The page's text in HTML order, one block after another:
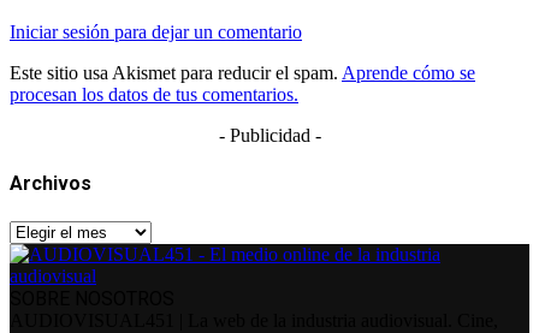
Iniciar sesión para dejar un comentario
Este sitio usa Akismet para reducir el spam. Aprende cómo se
procesan los datos de tus comentarios.
- Publicidad -
Archivos
Archivos